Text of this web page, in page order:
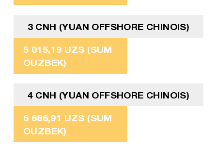
3 CNH (YUAN OFFSHORE CHINOIS)
5 015,19 UZS (SUM
OUZBEK)
4 CNH (YUAN OFFSHORE CHINOIS)
6 686,91 UZS (SUM
OUZBEK)